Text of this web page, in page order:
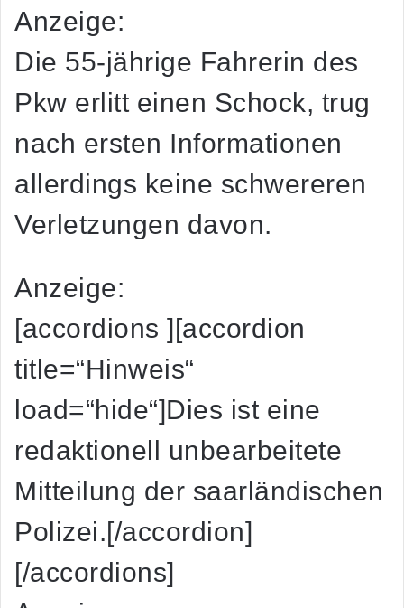
Anzeige:
Die 55-jährige Fahrerin des
Pkw erlitt einen Schock, trug
nach ersten Informationen
allerdings keine schwereren
Verletzungen davon.
Anzeige:
[accordions ][accordion
title=“Hinweis“
load=“hide“]Dies ist eine
redaktionell unbearbeitete
Mitteilung der saarländischen
Polizei.[/accordion]
[/accordions]